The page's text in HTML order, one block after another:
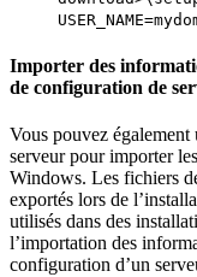
Importer des
de configuration de
Vous pouvez
serveur pour importer
Windows. Les fichiers
exportés lors de
utilisés dans des
l’importation des
configuration d’un